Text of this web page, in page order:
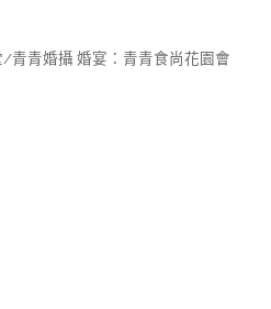
青婚攝 婚宴：青青食尚花園會